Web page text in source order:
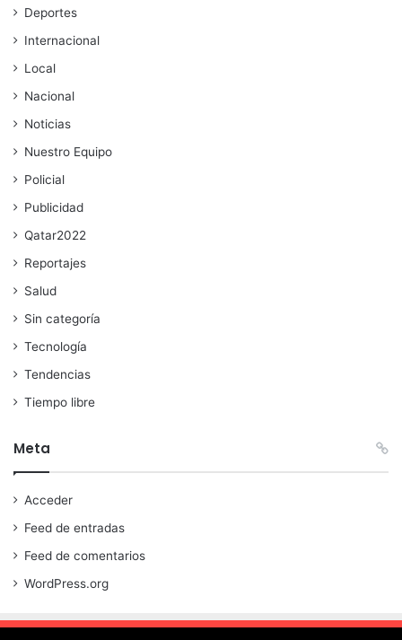
Deportes
Internacional
Local
Nacional
Noticias
Nuestro Equipo
Policial
Publicidad
Qatar2022
Reportajes
Salud
Sin categoría
Tecnología
Tendencias
Tiempo libre
Meta
Acceder
Feed de entradas
Feed de comentarios
WordPress.org